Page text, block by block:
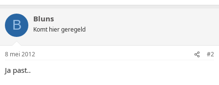
B Bluns
Komt hier geregeld
8 mei 2012 #2
Ja past..